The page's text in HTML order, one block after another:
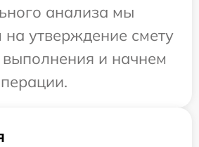
анализа мы
на утверждение смету
выполнения и начнем